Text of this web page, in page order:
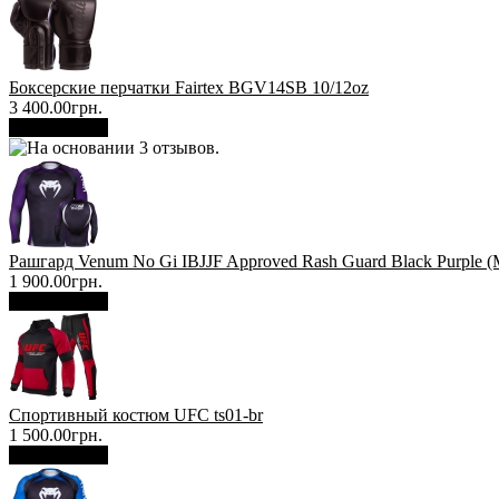
Боксерские перчатки Fairtex BGV14SB 10/12oz
3 400.00грн.
Рашгард Venum No Gi IBJJF Approved Rash Guard Black Purple
1 900.00грн.
Спортивный костюм UFC ts01-br
1 500.00грн.